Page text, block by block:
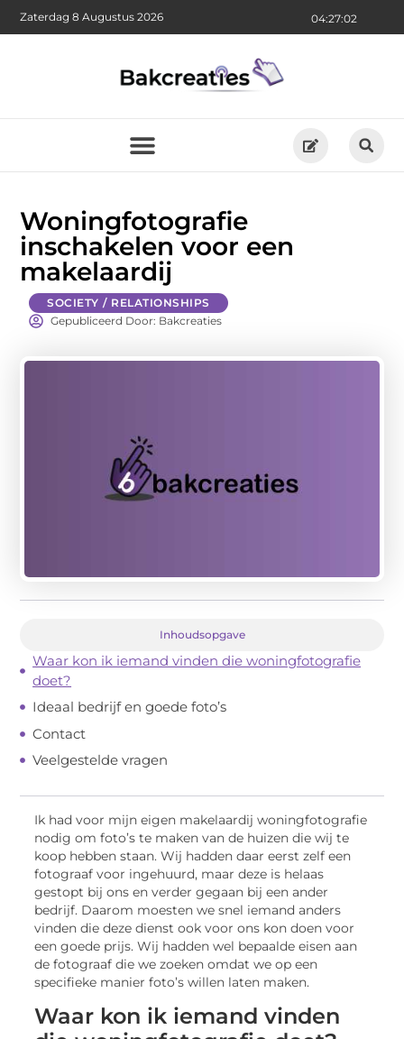
04:27:03
Zaterdag 8 Augustus 2026
Woningfotografie
inschakelen voor een
makelaardij
SOCIETY / RELATIONSHIPS
Gepubliceerd Door: Bakcreaties
Inhoudsopgave
Waar kon ik iemand vinden die woningfotografie
doet?
Ideaal bedrijf en goede foto’s
Contact
Veelgestelde vragen
Ik had voor mijn eigen makelaardij woningfotografie
nodig om foto’s te maken van de huizen die wij te
koop hebben staan. Wij hadden daar eerst zelf een
fotograaf voor ingehuurd, maar deze is helaas
gestopt bij ons en verder gegaan bij een ander
bedrijf. Daarom moesten we snel iemand anders
vinden die deze dienst ook voor ons kon doen voor
een goede prijs. Wij hadden wel bepaalde eisen aan
de fotograaf die we zoeken omdat we op een
specifieke manier foto’s willen laten maken.
Waar kon ik iemand vinden